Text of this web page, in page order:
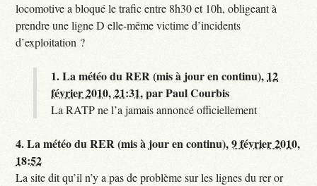
locomotive a bloqué le trafic entre 8h30 et 10h, obligeant à
prendre une ligne D elle-même victime d’incidents
d’exploitation ?
1.La météo du RER (mis à jour en continu), 12
février 2010, 21:31,parPaul Courbis
La RATP ne l’a jamais annoncé officiellement
4.La météo du RER (mis à jour en continu),9 février 2010,
18:52
La site dit qu’il n’y a pas de problème sur les lignes du rer or